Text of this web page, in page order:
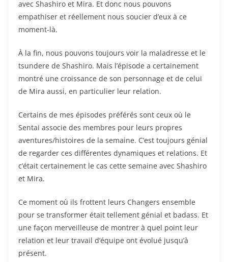
avec Shashiro et Mira. Et donc nous pouvons
empathiser et réellement nous soucier d’eux à ce
moment-là.
À la fin, nous pouvons toujours voir la maladresse et le
tsundere de Shashiro. Mais l’épisode a certainement
montré une croissance de son personnage et de celui
de Mira aussi, en particulier leur relation.
Certains de mes épisodes préférés sont ceux où le
Sentai associe des membres pour leurs propres
aventures/histoires de la semaine. C’est toujours génial
de regarder ces différentes dynamiques et relations. Et
c’était certainement le cas cette semaine avec Shashiro
et Mira.
Ce moment où ils frottent leurs Changers ensemble
pour se transformer était tellement génial et badass. Et
une façon merveilleuse de montrer à quel point leur
relation et leur travail d’équipe ont évolué jusqu’à
présent.